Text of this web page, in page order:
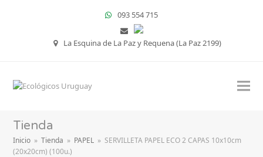
093 554 715
La Esquina de La Paz y Requena (La Paz 2199)
Tienda
Inicio » Tienda » PAPEL » SERVILLETA PAPEL ECO 2 CAPAS 10x10cm
(20x20cm) (100u.)